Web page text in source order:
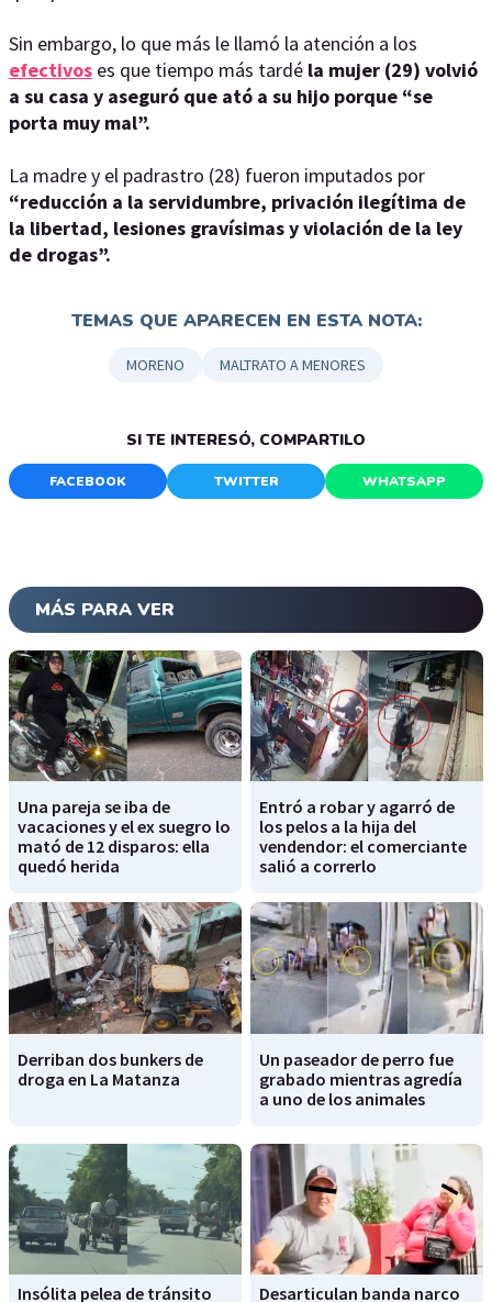
Sin embargo, lo que más le llamó la atención a los
efectivos es que tiempo más tardé la mujer (29) volvió
a su casa y aseguró que ató a su hijo porque “se
porta muy mal”.
La madre y el padrastro (28) fueron imputados por
“reducción a la servidumbre, privación ilegítima de
la libertad, lesiones gravísimas y violación de la ley
de drogas”.
TEMAS QUE APARECEN EN ESTA NOTA:
MORENO MALTRATO A MENORES
SI TE INTERESÓ, COMPARTILO
FACEBOOK TWITTER WHATSAPP
MÁS PARA VER
Una pareja se iba de
vacaciones y el ex suegro lo
mató de 12 disparos: ella
quedó herida
Entró a robar y agarró de
los pelos a la hija del
vendendor: el comerciante
salió a correrlo
Derriban dos bunkers de
droga en La Matanza
Un paseador de perro fue
grabado mientras agredía
a uno de los animales
Insólita pelea de tránsito
Desarticulan banda narco